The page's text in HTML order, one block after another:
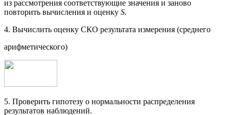
из рассмотрения соответствующие значения и заново
повторить вычисления и оценку S.
4. Вычислить оценку СКО результата измерения (среднего
арифметического)
5. Проверить гипотезу о нормальности распределения
результатов наблюдений.